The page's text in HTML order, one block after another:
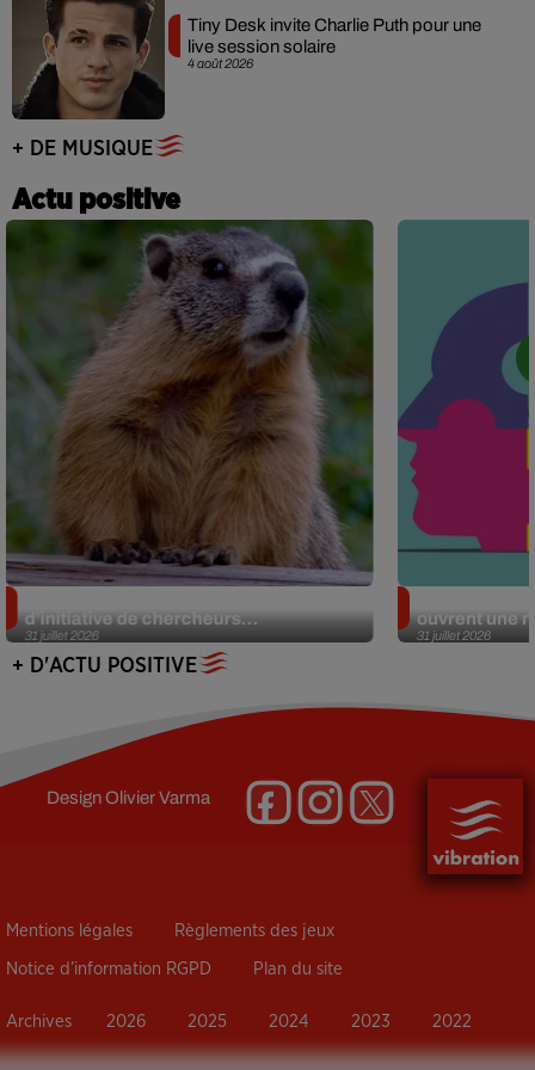
4 août 2026
Tiny Desk invite Charlie Puth pour une
live session solaire
+ DE MUSIQUE
Actu positive
31 juillet 2026
d’initiative de chercheurs...
31 juillet 2026
ouvrent une
+ D'ACTU POSITIVE
DesignOlivier Varma
Mentions légales Règlements des jeux
Notice d’information RGPD Plan du site
Archives 2026 2025 2024 2023 2022